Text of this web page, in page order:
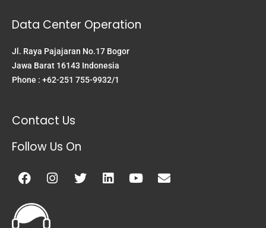
Data Center Operation
Jl. Raya Pajajaran No.17 Bogor
Jawa Barat 16143 Indonesia
Phone : +62-251 755-9932/1
Contact Us
Follow Us On
Facebook
Instagram
TwitterLinkedinYoutubeEnvelope